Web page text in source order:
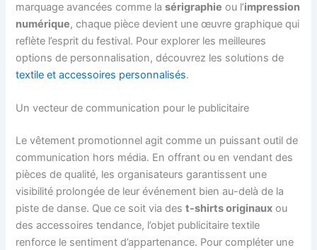
marquage avancées comme lasérigraphie ou l’impression
numérique, chaque pièce devient une œuvre graphique qui
reflète l’esprit du festival. Pour explorer les meilleures
options de personnalisation, découvrez les solutions de
textile et accessoires personnalisés.
Un vecteur de communication pour le publicitaire
Le vêtement promotionnel agit comme un puissant outil de
communication hors média. En offrant ou en vendant des
pièces de qualité, les organisateurs garantissent une
visibilité prolongée de leur événement bien au-delà de la
piste de danse. Que ce soit via dest-shirts originaux ou
des accessoires tendance, l’objet publicitaire textile
renforce le sentiment d’appartenance. Pour compléter une